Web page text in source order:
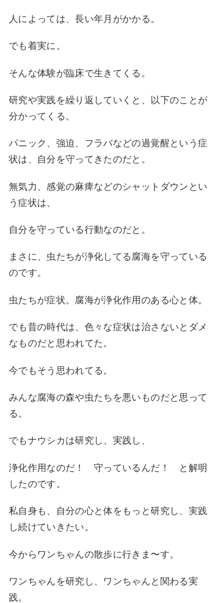
人によっては、長い年月がかかる。
でも着実に。
そんな体験が臨床で生きてくる。
研究や実践を繰り返していくと、
以下のことが
分かってくる。
パニック、強迫、フラバなどの過覚醒という症
状は、 自分を守ってきたのだと。
無気力、感覚の麻痺などのシャットダウンとい
う症状は、
自分を守っている行動なのだと。
まさに、虫たちが浄化してる腐海を守っている
のです。
虫たちが症状。 腐海が浄化作用のある心と体。
でも昔の時代は、 色々な症状は治さないとダメ
なものだと思われてた。
今でもそう思われてる。
みんな腐海の森や虫たちを悪いものだと思って
る。
でもナウシカは研究し、実践し、
浄化作用なのだ！守っているんだ！
と解明
したのです。
私自身も、 自分の心と体を もっと研究し、 実践
し続けていきたい。
今から ワンちゃんの散歩に行きま〜す。
ワンちゃんを研究し、 ワンちゃんと関わる実
践。